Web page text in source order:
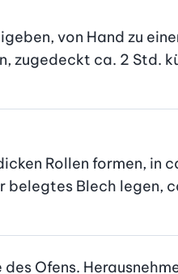
von Hand zu
zugedeckt ca. 2 Std.
Rollen formen, in
Blech legen,
Ofens.